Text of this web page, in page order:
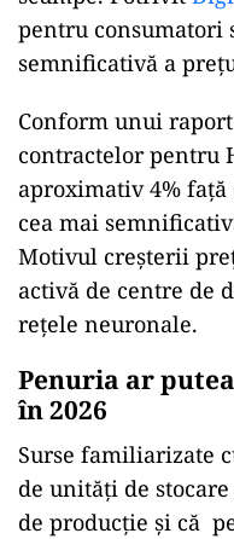
pentru consumatori
semnificativă a
Conform unui
contractelor pentru
aproximativ 4%
cea mai
Motivul creșterii
activă de centre de
rețele neuronale.
Penuria ar
în 2026
Surse familiarizate
de unități de
de producție și că